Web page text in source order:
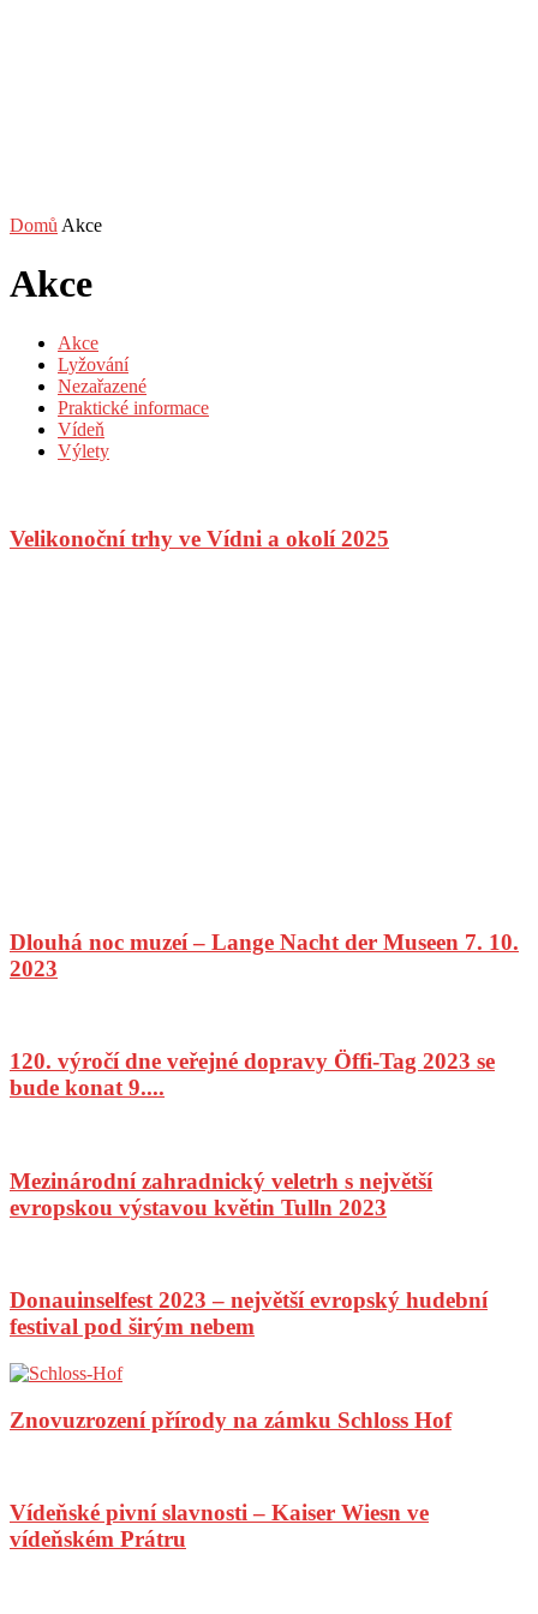
Domů Akce
Akce
Akce
Lyžování
Nezařazené
Praktické informace
Vídeň
Výlety
Velikonoční trhy ve Vídni a okolí 2025
Dlouhá noc muzeí – Lange Nacht der Museen 7. 10.
2023
120. výročí dne veřejné dopravy Öffi-Tag 2023 se
bude konat 9....
Mezinárodní zahradnický veletrh s největší
evropskou výstavou květin Tulln 2023
Donauinselfest 2023 – největší evropský hudební
festival pod širým nebem
Znovuzrození přírody na zámku Schloss Hof
Vídeňské pivní slavnosti – Kaiser Wiesn ve
vídeňském Prátru